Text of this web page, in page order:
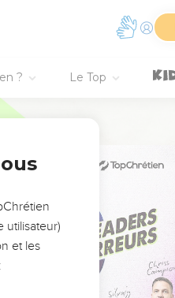
? Le Top
utilisateur)
et les